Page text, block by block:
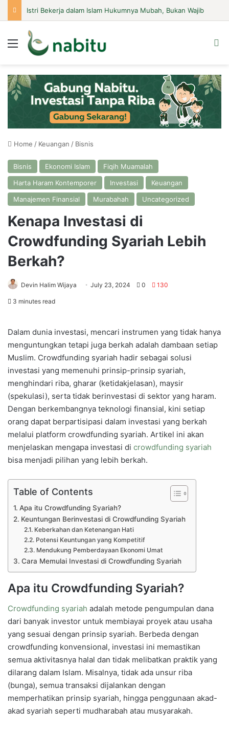
Istri Bekerja dalam Islam Hukumnya Mubah, Bukan Wajib
Menu
Home / Keuangan / Bisnis
Bisnis Ekonomi Islam
Fiqih Muamalah
Harta Haram Kontemporer
Investasi
Keuangan
Manajemen Finansial
Murabahah Uncategorized
Kenapa Investasi di
Crowdfunding Syariah Lebih
Berkah?
Devin Halim Wijaya July 23, 2024 0 130
3 minutes read
Dalam dunia investasi, mencari instrumen yang tidak hanya
menguntungkan tetapi juga berkah adalah dambaan setiap
Muslim. Crowdfunding syariah hadir sebagai solusi
investasi yang memenuhi prinsip-prinsip syariah,
menghindari riba, gharar (ketidakjelasan), maysir
(spekulasi), serta tidak berinvestasi di sektor yang haram.
Dengan berkembangnya teknologi finansial, kini setiap
orang dapat berpartisipasi dalam investasi yang berkah
melalui platform crowdfunding syariah. Artikel ini akan
menjelaskan mengapa investasi di crowdfunding syariah
bisa menjadi pilihan yang lebih berkah.
Table of Contents
Apa itu Crowdfunding Syariah?
Keuntungan Berinvestasi di Crowdfunding Syariah
Keberkahan dan Ketenangan Hati
Potensi Keuntungan yang Kompetitif
Mendukung Pemberdayaan Ekonomi Umat
Cara Memulai Investasi di Crowdfunding Syariah
Apa itu Crowdfunding Syariah?
Crowdfunding syariah adalah metode pengumpulan dana
dari banyak investor untuk membiayai proyek atau usaha
yang sesuai dengan prinsip syariah. Berbeda dengan
crowdfunding konvensional, investasi ini memastikan
semua aktivitasnya halal dan tidak melibatkan praktik yang
dilarang dalam Islam. Misalnya, tidak ada unsur riba
(bunga), semua transaksi dijalankan dengan
memperhatikan prinsip syariah, hingga penggunaan akad-
akad syariah seperti mudharabah atau musyarakah.